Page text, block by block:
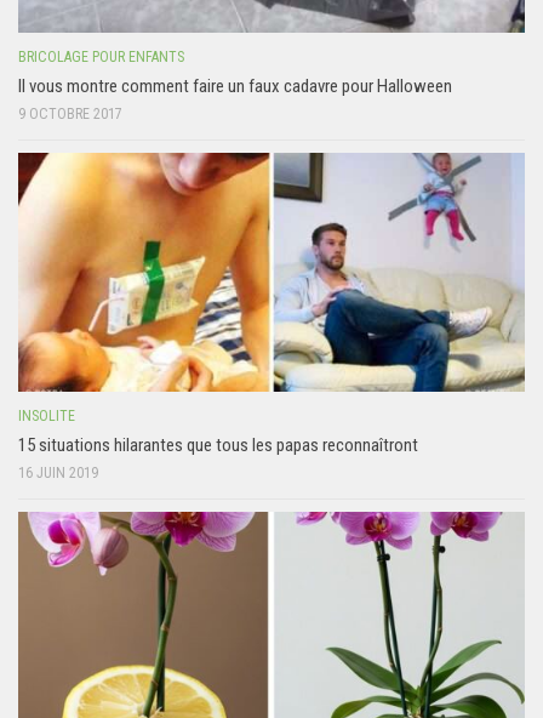
BRICOLAGE POUR ENFANTS
Il vous montre comment faire un faux cadavre pour Halloween
9 OCTOBRE 2017
INSOLITE
15 situations hilarantes que tous les papas reconnaîtront
16 JUIN 2019